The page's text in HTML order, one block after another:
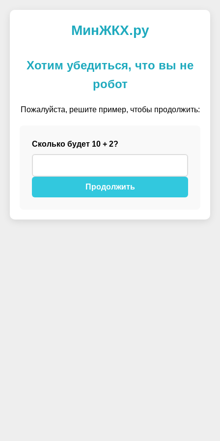
МинЖКХ.ру
Хотим убедиться, что вы не
робот
Пожалуйста, решите пример, чтобы продолжить:
Сколько будет 10 + 2?
Продолжить